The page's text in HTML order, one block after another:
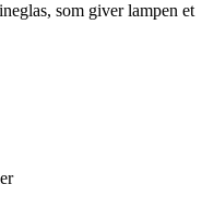
som giver lampen et